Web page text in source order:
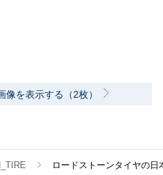
像を表示する（2枚）
ロードストーンタイヤの